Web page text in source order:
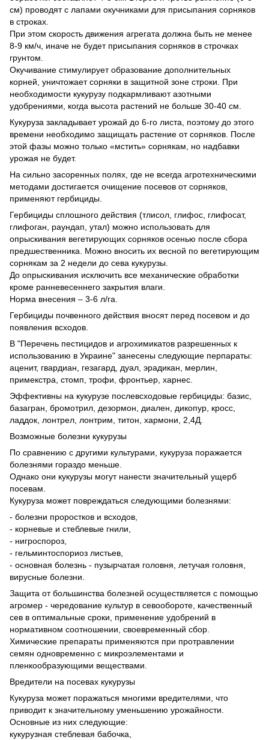
см) проводят с лапами окучниками для присыпания сорняков
в строках.
При этом скорость движения агрегата должна быть не менее
8-9 км/ч, иначе не будет присыпания сорняков в строчках
грунтом.
Окучивание стимулирует образование дополнительных
корней, уничтожает сорняки в защитной зоне строки. При
необходимости кукурузу подкармливают азотными
удобрениями, когда высота растений не больше 30-40 см.
Кукуруза закладывает урожай до 6-го листа, поэтому до этого
времени необходимо защищать растение от сорняков. После
этой фазы можно только «мстить» сорнякам, но надбавки
урожая не будет.
На сильно засоренных полях, где не всегда агротехническими
методами достигается очищение посевов от сорняков,
применяют гербициды.
Гербициды сплошного действия (тлисол, глифос, глифосат,
глифоган, раундап, утал) можно использовать для
опрыскивания вегетирующих сорняков осенью после сбора
предшественника. Можно вносить их весной по вегетирующим
сорнякам за 2 недели до сева кукурузы.
До опрыскивания исключить все механические обработки
кроме ранневесеннего закрытия влаги.
Норма внесения – 3-6 л/га.
Гербициды почвенного действия вносят перед посевом и до
появления всходов.
В "Перечень пестицидов и агрохимикатов разрешенных к
использованию в Украине" занесены следующие перпараты:
аценит, гвардиан, гезагард, дуал, эрадикан, мерлин,
примекстра, стомп, трофи, фронтьер, харнес.
Эффективны на кукурузе послевсходовые гербициды: базис,
базагран, бромотрил, дезормон, диален, дикопур, кросс,
ладдок, лонтрел, лонтрим, титон, хармони, 2,4Д.
Возможные болезни кукурузы
По сравнению с другими культурами, кукуруза поражается
болезнями гораздо меньше.
Однако они кукурузы могут нанести значительный ущерб
посевам.
Кукуруза может повреждаться следующими болезнями:
- болезни проростков и всходов,
- корневые и стеблевые гнили,
- нигроспороз,
- гельминтоспориоз листьев,
- основная болезнь - пузырчатая головня, летучая головня,
вирусные болезни.
Защита от большинства болезней осуществляется с помощью
агромер - чередование культур в севообороте, качественный
сев в оптимальные сроки, применение удобрений в
нормативном соотношении, своевременный сбор.
Химические препараты применяются при протравлении
семян одновременно с микроэлементами и
пленкообразующими веществами.
Вредители на посевах кукурузы
Кукуруза может поражаться многими вредителями, что
приводит к значительному уменьшению урожайности.
Основные из них следующие:
кукурузная стеблевая бабочка,